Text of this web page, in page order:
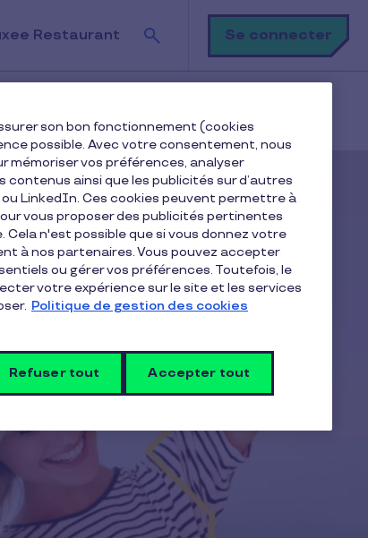
Restaurant
Recherche
Se connecter
son bon fonctionnement (cookies
possible. Avec votre consentement, nous
mémoriser vos préférences, analyser
ainsi que les publicités sur d’autres
LinkedIn. Ces cookies peuvent permettre à
vous proposer des publicités pertinentes
n'est possible que si vous donnez votre
à nos partenaires. Vous pouvez accepter
ou gérer vos préférences. Toutefois, le
votre expérience sur le site et les services
Politique de gestion des cookies
Refuser tout Accepter tout